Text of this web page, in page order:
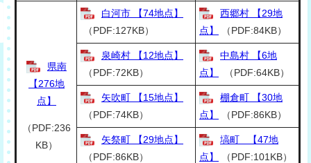
県南
【276地
点】
（PDF:236
KB）
白河市 【74地点】
（PDF:127KB）
西郷村 【29地
点】
（PDF:84KB）
泉崎村 【12地点】
（PDF:72KB）
中島村 【6地
点】
（PDF:64KB）
矢吹町 【15地点】
（PDF:74KB）
棚倉町 【30地
点】
（PDF:86KB）
矢祭町 【29地点】
（PDF:86KB）
塙町 【47地
点】
（PDF:101KB）